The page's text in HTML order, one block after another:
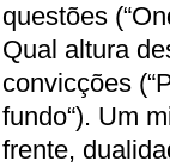
questões
Qual altura
convicções
fundo“). Um
frente,